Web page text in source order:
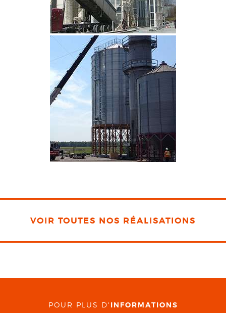
CLIQUEZ POUR AGRANDIR
VOIR TOUTES NOS RÉALISATIONS
POUR PLUS D' INFORMATIONS